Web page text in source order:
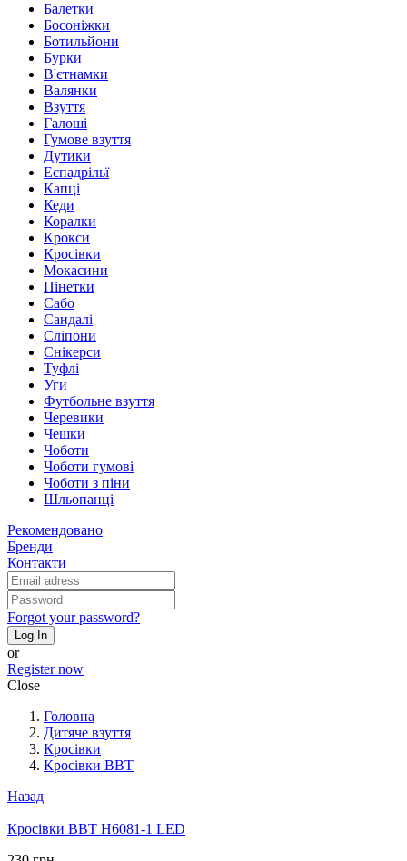
Балетки
Босоніжки
Ботильйони
Бурки
В'єтнамки
Валянки
Взуття
Галоші
Гумове взуття
Дутики
Еспадрільї
Капці
Кеди
Коралки
Крокси
Кросівки
Мокасини
Пінетки
Сабо
Сандалі
Сліпони
Снікерси
Туфлі
Уги
Футбольне взуття
Черевики
Чешки
Чоботи
Чоботи гумові
Чоботи з піни
Шльопанці
Рекомендовано
Бренди
Контакти
Forgot your password?
Log In
or
Register now
Close
Головна
Дитяче взуття
Кросівки
Кросівки BBT
Назад
Кросівки BBT H6081-1 LED